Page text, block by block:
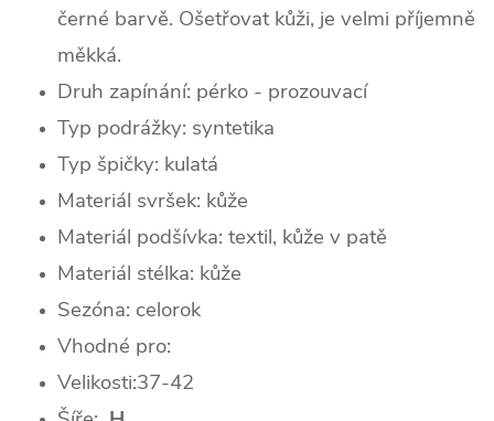
černé barvě. Ošetřovat kůži, je velmi příjemně
měkká.
Druh zapínání: pérko - prozouvací
Typ podrážky: syntetika
Typ špičky: kulatá
Materiál svršek: kůže
Materiál podšívka: textil, kůže v patě
Materiál stélka: kůže
Sezóna: celorok
Vhodné pro:
Velikosti:37-42